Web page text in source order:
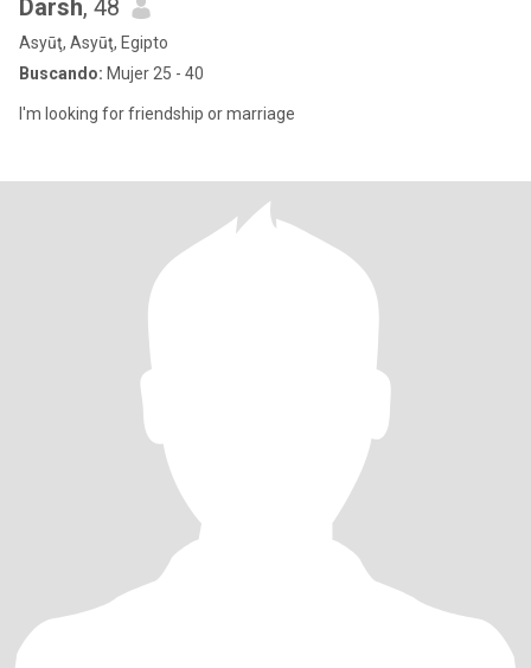
Darsh, 48
Asyūţ, Asyūţ, Egipto
Buscando: Mujer 25 - 40
I'm looking for friendship or marriage